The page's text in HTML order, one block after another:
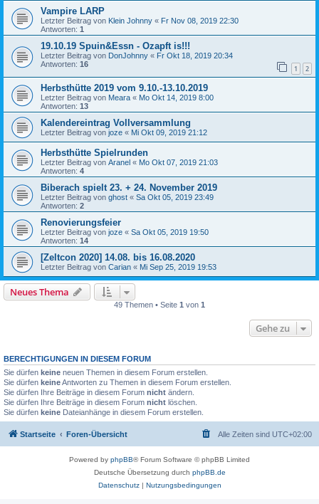
Vampire LARP
Letzter Beitrag von Klein Johnny « Fr Nov 08, 2019 22:30
Antworten: 1
19.10.19 Spuin&Essn - Ozapft is!!!
Letzter Beitrag von DonJohnny « Fr Okt 18, 2019 20:34
Antworten: 16 1 2
Herbsthütte 2019 vom 9.10.-13.10.2019
Letzter Beitrag von Meara « Mo Okt 14, 2019 8:00
Antworten: 13
Kalendereintrag Vollversammlung
Letzter Beitrag von joze « Mi Okt 09, 2019 21:12
Herbsthütte Spielrunden
Letzter Beitrag von Aranel « Mo Okt 07, 2019 21:03
Antworten: 4
Biberach spielt 23. + 24. November 2019
Letzter Beitrag von ghost « Sa Okt 05, 2019 23:49
Antworten: 2
Renovierungsfeier
Letzter Beitrag von joze « Sa Okt 05, 2019 19:50
Antworten: 14
[Zeltcon 2020] 14.08. bis 16.08.2020
Letzter Beitrag von Carian « Mi Sep 25, 2019 19:53
Neues Thema
49 Themen • Seite 1 von 1
Gehe zu
BERECHTIGUNGEN IN DIESEM FORUM
Sie dürfen keine neuen Themen in diesem Forum erstellen.
Sie dürfen keineAntworten zu Themen in diesem Forum erstellen.
Sie dürfen Ihre Beiträge in diesem Forum nicht ändern.
Sie dürfen Ihre Beiträge in diesem Forum nicht löschen.
Sie dürfen keine Dateianhänge in diesem Forum erstellen.
Startseite Foren-Übersicht Alle Zeiten sind UTC+02:00
Powered by phpBB® Forum Software © phpBB Limited
Deutsche Übersetzung durch phpBB.de
Datenschutz| Nutzungsbedingungen